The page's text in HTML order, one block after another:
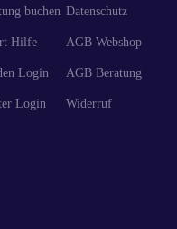
buchen
Hilfe
Login
Login
Datenschutz
AGB Webshop
AGB Beratung
Widerruf